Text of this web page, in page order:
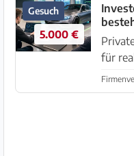
habe
5.000 €
Gesuch
für
gesucht. Wir suchen aktuell